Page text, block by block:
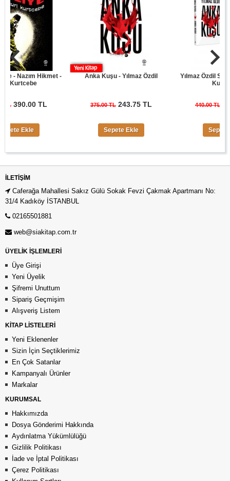
Hikmet -
TL
Ekle
Anka Kuşu - Yılmaz Özdil
375.00 TL 243.75 TL
Sepete Ekle
Yılmaz Özdil Son
Kuşu Seti
440.00 TL
Sepete Ekle
İLETIŞIM
Caferağa Mahallesi Sakız Gülü Sokak Fevzi Çakmak Apartmanı No:
31/4 Kadıköy İSTANBUL
02165501881
web@siakitap.com.tr
ÜYELİK İŞLEMLERİ
Üye Girişi
Yeni Üyelik
Şifremi Unuttum
Sipariş Geçmişim
Alışveriş Listem
KİTAP LİSTELERİ
Yeni Eklenenler
Sizin İçin Seçtiklerimiz
En Çok Satanlar
Kampanyalı Ürünler
Markalar
KURUMSAL
Hakkımızda
Dosya Gönderimi Hakkında
Aydınlatma Yükümlülüğü
Gizlilik Politikası
İade ve İptal Politikası
Çerez Politikası